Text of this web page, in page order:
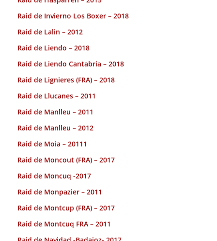
Raid de Invierno Los Boxer – 2018
Raid de Lalin – 2012
Raid de Liendo – 2018
Raid de Liendo Cantabria – 2018
Raid de Lignieres (FRA) – 2018
Raid de Llucanes – 2011
Raid de Manlleu – 2011
Raid de Manlleu – 2012
Raid de Moia – 20111
Raid de Moncout (FRA) – 2017
Raid de Moncuq -2017
Raid de Monpazier – 2011
Raid de Montcup (FRA) – 2017
Raid de Montcuq FRA – 2011